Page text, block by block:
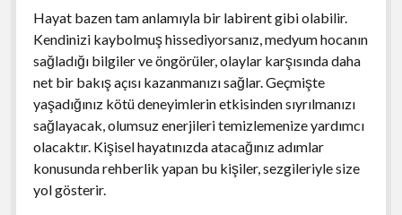
Hayat bazen tam anlamıyla bir labirent gibi olabilir.
Kendinizi kaybolmuş hissediyorsanız, medyum hocanın
sağladığı bilgiler ve öngörüler, olaylar karşısında daha
net bir bakış açısı kazanmanızı sağlar. Geçmişte
yaşadığınız kötü deneyimlerin etkisinden sıyrılmanızı
sağlayacak, olumsuz enerjileri temizlemenize yardımcı
olacaktır. Kişisel hayatınızda atacağınız adımlar
konusunda rehberlik yapan bu kişiler, sezgileriyle size
yol gösterir.